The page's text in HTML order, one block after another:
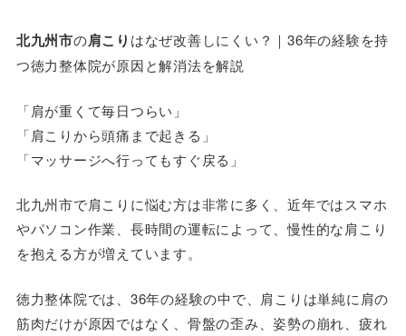
北九州市の肩こり はなぜ改善しにくい？｜36年の経験を持
つ徳力整体院が原因と解消法を解説
「肩が重くて毎日つらい」
「肩こりから頭痛まで起きる」
「マッサージへ行ってもすぐ戻る」
北九州市で肩こりに悩む方は非常に多く、近年ではスマホ
やパソコン作業、長時間の運転によって、慢性的な肩こり
を抱える方が増えています。
徳力整体院では、36年の経験の中で、肩こりは単純に肩の
筋肉だけが原因ではなく、骨盤の歪み、姿勢の崩れ、疲れ